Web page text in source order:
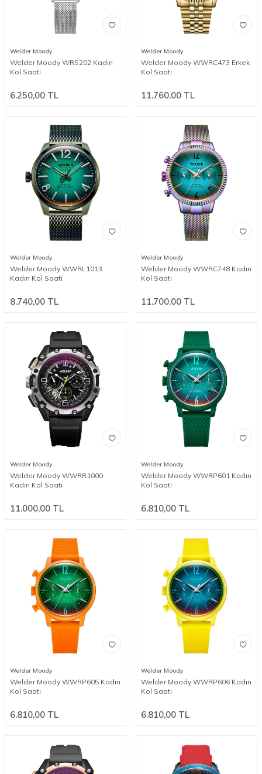
Welder Moody
Welder Moody WRS202 Kadın
Kol Saati
6.250,00 TL
Welder Moody
Welder Moody WWRC473 Erkek
Kol Saati
11.760,00 TL
Welder Moody
Welder Moody WWRL1013
Kadın Kol Saati
8.740,00 TL
Welder Moody
Welder Moody WWRC748 Kadın
Kol Saati
11.700,00 TL
Welder Moody
Welder Moody WWRR1000
Kadın Kol Saati
11.000,00 TL
Welder Moody
Welder Moody WWRP601 Kadın
Kol Saati
6.810,00 TL
Welder Moody
Welder Moody WWRP605 Kadın
Kol Saati
6.810,00 TL
Welder Moody
Welder Moody WWRP606 Kadın
Kol Saati
6.810,00 TL